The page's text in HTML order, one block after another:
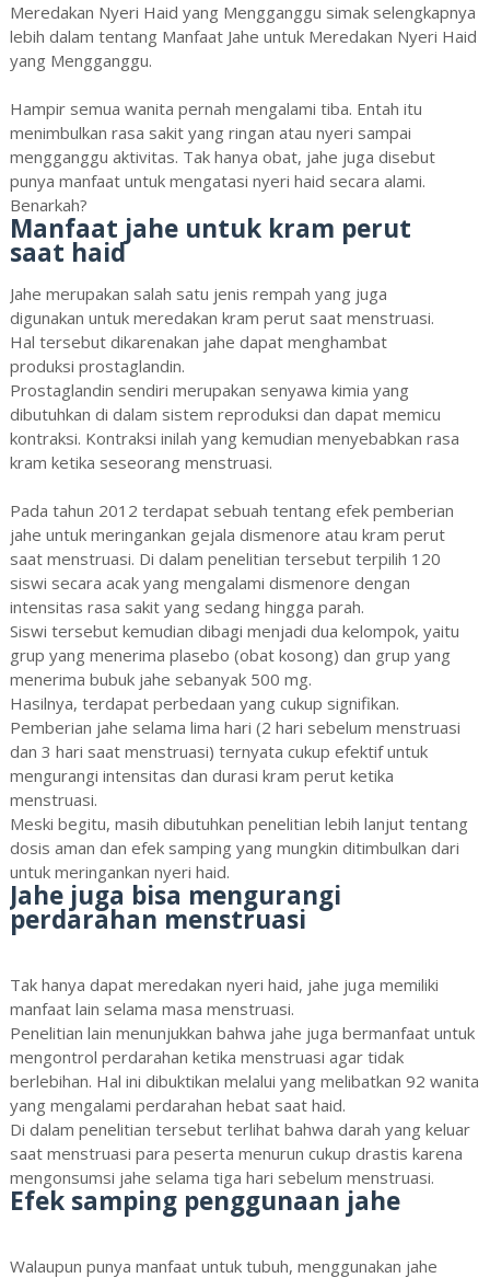
Meredakan Nyeri Haid yang Mengganggu simak selengkapnya
lebih dalam tentang Manfaat Jahe untuk Meredakan Nyeri Haid
yang Mengganggu.
Hampir semua wanita pernah mengalami tiba. Entah itu
menimbulkan rasa sakit yang ringan atau nyeri sampai
mengganggu aktivitas. Tak hanya obat, jahe juga disebut
punya manfaat untuk mengatasi nyeri haid secara alami.
Benarkah?
Manfaat jahe untuk kram perut
saat haid
Jahe merupakan salah satu jenis rempah yang juga
digunakan untuk meredakan kram perut saat menstruasi.
Hal tersebut dikarenakan jahe dapat menghambat
produksi prostaglandin.
Prostaglandin sendiri merupakan senyawa kimia yang
dibutuhkan di dalam sistem reproduksi dan dapat memicu
kontraksi. Kontraksi inilah yang kemudian menyebabkan rasa
kram ketika seseorang menstruasi.
Pada tahun 2012 terdapat sebuah tentang efek pemberian
jahe untuk meringankan gejala dismenore atau kram perut
saat menstruasi. Di dalam penelitian tersebut terpilih 120
siswi secara acak yang mengalami dismenore dengan
intensitas rasa sakit yang sedang hingga parah.
Siswi tersebut kemudian dibagi menjadi dua kelompok, yaitu
grup yang menerima plasebo (obat kosong) dan grup yang
menerima bubuk jahe sebanyak 500 mg.
Hasilnya, terdapat perbedaan yang cukup signifikan.
Pemberian jahe selama lima hari (2 hari sebelum menstruasi
dan 3 hari saat menstruasi) ternyata cukup efektif untuk
mengurangi intensitas dan durasi kram perut ketika
menstruasi.
Meski begitu, masih dibutuhkan penelitian lebih lanjut tentang
dosis aman dan efek samping yang mungkin ditimbulkan dari
untuk meringankan nyeri haid.
Jahe juga bisa mengurangi
perdarahan menstruasi
Tak hanya dapat meredakan nyeri haid, jahe juga memiliki
manfaat lain selama masa menstruasi.
Penelitian lain menunjukkan bahwa jahe juga bermanfaat untuk
mengontrol perdarahan ketika menstruasi agar tidak
berlebihan. Hal ini dibuktikan melalui yang melibatkan 92 wanita
yang mengalami perdarahan hebat saat haid.
Di dalam penelitian tersebut terlihat bahwa darah yang keluar
saat menstruasi para peserta menurun cukup drastis karena
mengonsumsi jahe selama tiga hari sebelum menstruasi.
Efek samping penggunaan jahe
Walaupun punya manfaat untuk tubuh, menggunakan jahe